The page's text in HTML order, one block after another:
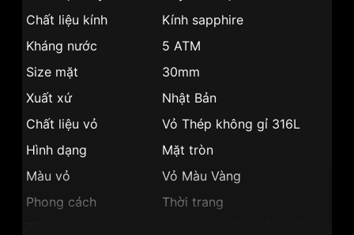
Chất liệu kính
Kính sapphire
Kháng nước
5 ATM
Size mặt
30mm
Xuất xứ
Nhật Bản
Chất liệu vỏ
Vỏ Thép không gỉ 316L
Hình dạng
Mặt tròn
Màu vỏ
Vỏ Màu Vàng
Phong cách
Thời trang